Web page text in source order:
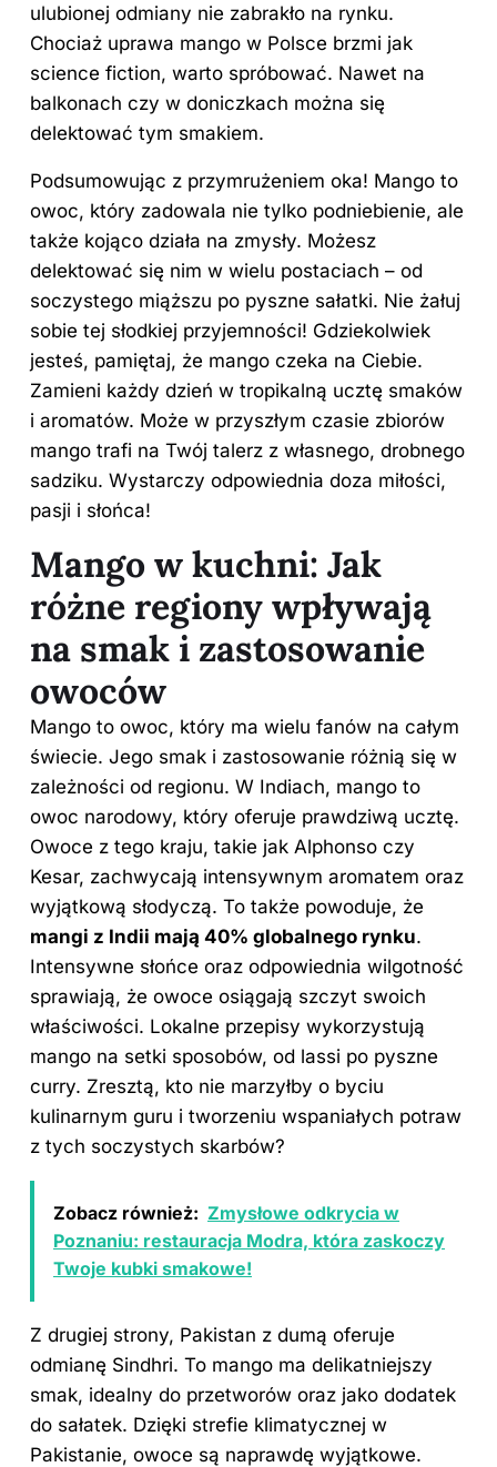
ulubionej odmiany nie zabrakło na rynku.
Chociaż uprawa mango w Polsce brzmi jak
science fiction, warto spróbować. Nawet na
balkonach czy w doniczkach można się
delektować tym smakiem.
Podsumowując z przymrużeniem oka! Mango to
owoc, który zadowala nie tylko podniebienie, ale
także kojąco działa na zmysły. Możesz
delektować się nim w wielu postaciach – od
soczystego miąższu po pyszne sałatki. Nie żałuj
sobie tej słodkiej przyjemności! Gdziekolwiek
jesteś, pamiętaj, że mango czeka na Ciebie.
Zamieni każdy dzień w tropikalną ucztę smaków
i aromatów. Może w przyszłym czasie zbiorów
mango trafi na Twój talerz z własnego, drobnego
sadziku. Wystarczy odpowiednia doza miłości,
pasji i słońca!
Mango w kuchni: Jak
różne regiony wpływają
na smak i zastosowanie
owoców
Mango to owoc, który ma wielu fanów na całym
świecie. Jego smak i zastosowanie różnią się w
zależności od regionu. W Indiach, mango to
owoc narodowy, który oferuje prawdziwą ucztę.
Owoce z tego kraju, takie jak Alphonso czy
Kesar, zachwycają intensywnym aromatem oraz
wyjątkową słodyczą. To także powoduje, że
mangi z Indii mają 40% globalnego rynku.
Intensywne słońce oraz odpowiednia wilgotność
sprawiają, że owoce osiągają szczyt swoich
właściwości. Lokalne przepisy wykorzystują
mango na setki sposobów, od lassi po pyszne
curry. Zresztą, kto nie marzyłby o byciu
kulinarnym guru i tworzeniu wspaniałych potraw
z tych soczystych skarbów?
Zobacz również: Zmysłowe odkrycia w
Poznaniu: restauracja Modra, która zaskoczy
Twoje kubki smakowe!
Z drugiej strony, Pakistan z dumą oferuje
odmianę Sindhri. To mango ma delikatniejszy
smak, idealny do przetworów oraz jako dodatek
do sałatek. Dzięki strefie klimatycznej w
Pakistanie, owoce są naprawdę wyjątkowe.